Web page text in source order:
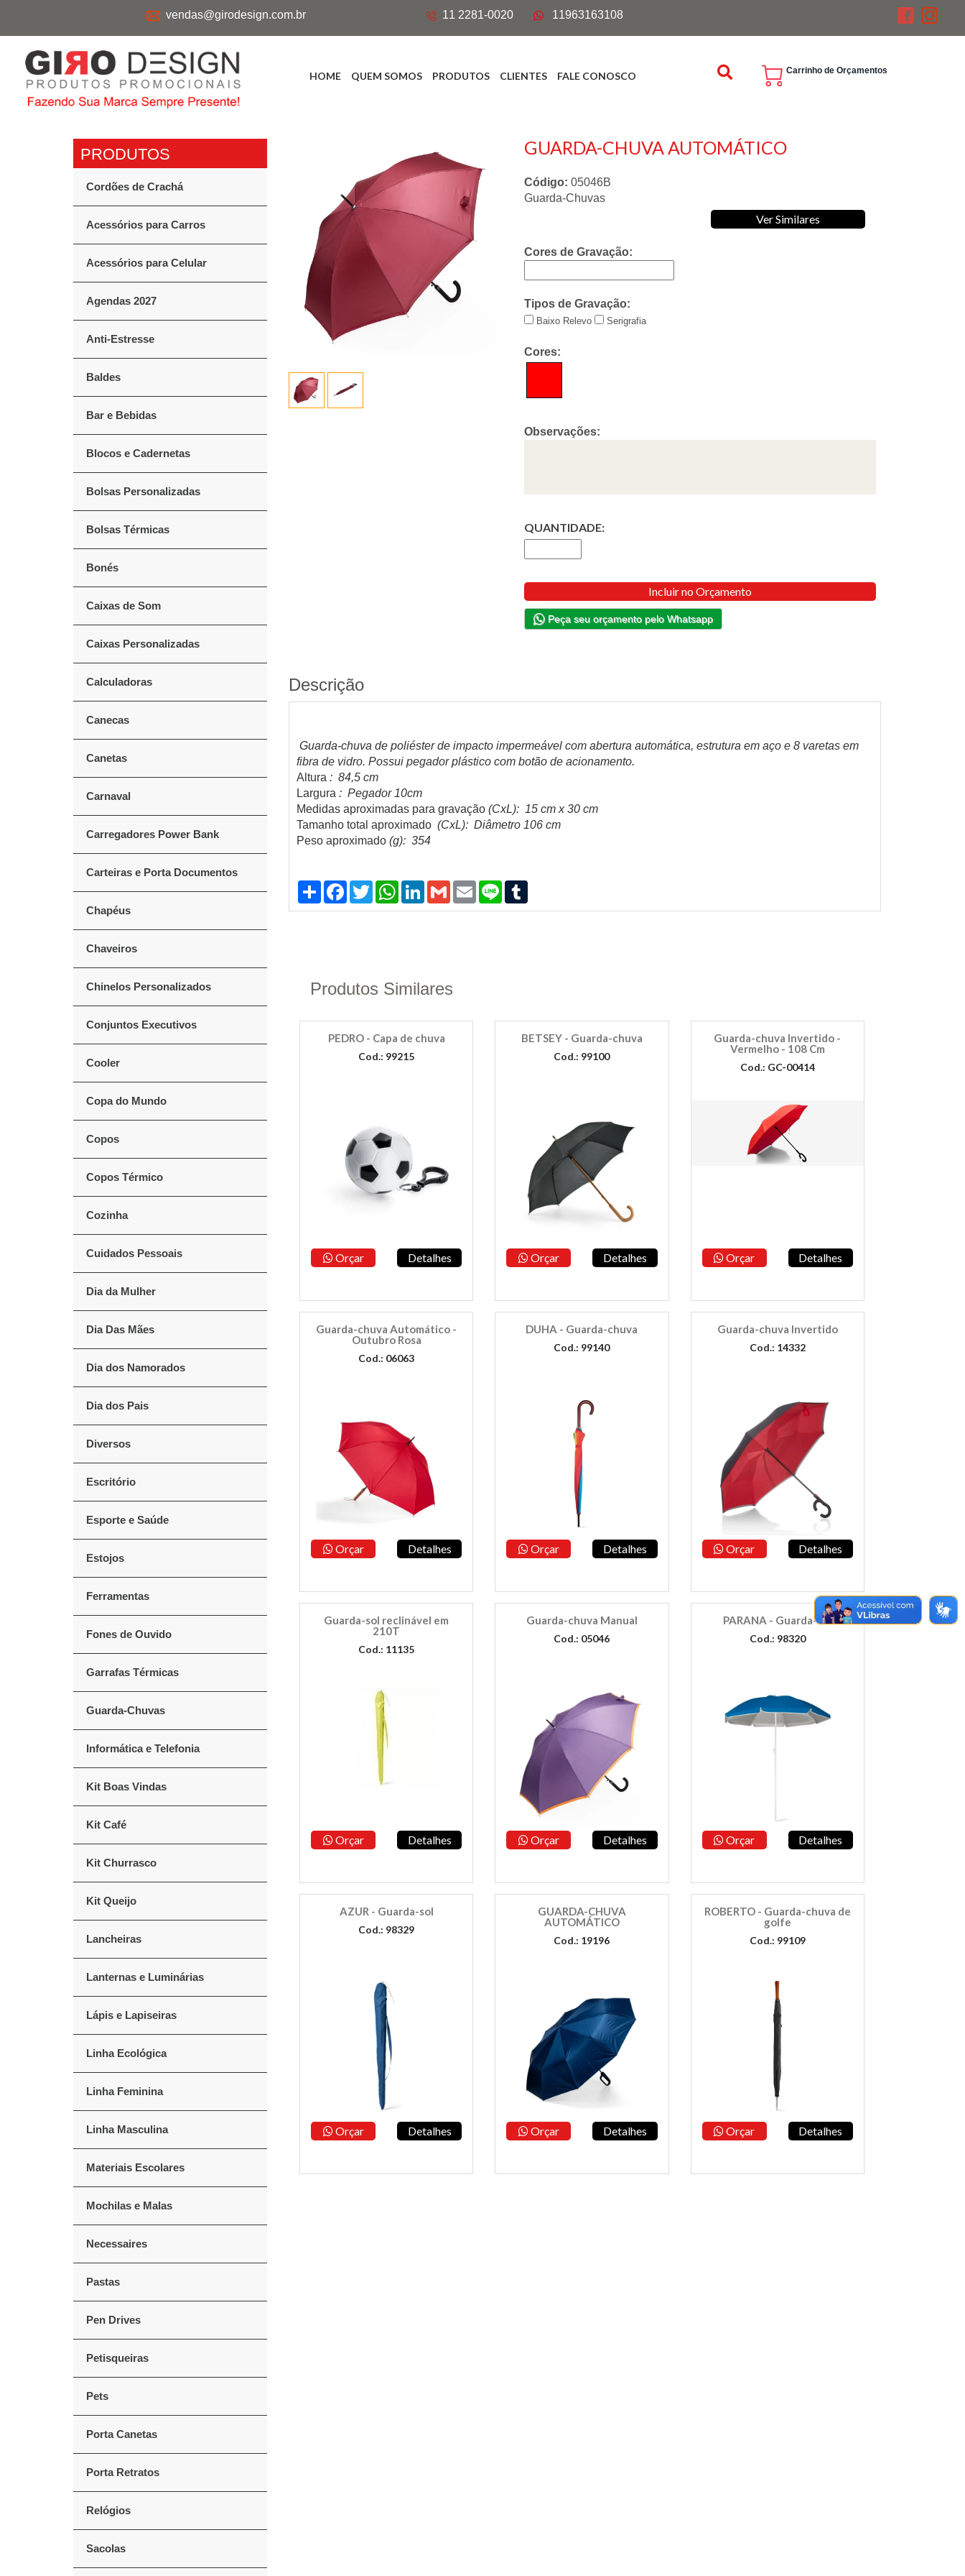
vendas@girodesign.com.br 11 2281-0020 11963163108
HOME QUEM SOMOS PRODUTOS CLIENTES FALE CONOSCO Carrinho de Orçamentos
Cordões de Crachá
Acessórios para Carros
Acessórios para Celular
Agendas 2027
Anti-Estresse
Baldes
Bar e Bebidas
Blocos e Cadernetas
Bolsas Personalizadas
Bolsas Térmicas
Bonés
Caixas de Som
Caixas Personalizadas
Calculadoras
Canecas
Canetas
Carnaval
Carregadores Power Bank
Carteiras e Porta Documentos
Chapéus
Chaveiros
Chinelos Personalizados
Conjuntos Executivos
Cooler
Copa do Mundo
Copos
Copos Térmico
Cozinha
Cuidados Pessoais
Dia da Mulher
Dia Das Mães
Dia dos Namorados
Dia dos Pais
Diversos
Escritório
Esporte e Saúde
Estojos
Ferramentas
Fones de Ouvido
Garrafas Térmicas
Guarda-Chuvas
Informática e Telefonia
Kit Boas Vindas
Kit Café
Kit Churrasco
Kit Queijo
Lancheiras
Lanternas e Luminárias
Lápis e Lapiseiras
Linha Ecológica
Linha Feminina
Linha Masculina
Materiais Escolares
Mochilas e Malas
Necessaires
Pastas
Pen Drives
Petisqueiras
Pets
Porta Canetas
Porta Retratos
Relógios
Sacolas
GUARDA-CHUVA AUTOMÁTICO
Código: 05046B
Guarda-Chuvas
Ver Similares
Cores de Gravação:
Tipos de Gravação:
Baixo Relevo Serigrafia
Cores:
Observações:
QUANTIDADE:
Incluir no Orçamento
Peça seu orçamento pelo Whatsapp
Descrição
Guarda-chuva de poliéster de impacto impermeável com abertura automática, estrutura em aço e 8 varetas em
fibra de vidro. Possui pegador plástico com botão de acionamento.
Altura : 84,5 cm
Largura : Pegador 10cm
Medidas aproximadas para gravação (CxL): 15 cm x 30 cm
Tamanho total aproximado (CxL): Diâmetro 106 cm
Peso aproximado (g): 354
Compartilhar
Facebook
TwitterWhatsApp
LinkedIn
GmailEmailLine
Produtos Similares
PEDRO - Capa de chuva
Cod.: 99215
Orçar Detalhes
BETSEY - Guarda-chuva
Cod.: 99100
Orçar Detalhes
Guarda-chuva Invertido -
Vermelho - 108 Cm
Cod.: GC-00414
Orçar Detalhes
Guarda-chuva Automático -
Outubro Rosa
Cod.: 06063
Orçar Detalhes
DUHA - Guarda-chuva
Cod.: 99140
Orçar Detalhes
Guarda-chuva Invertido
Cod.: 14332
Orçar Detalhes
Guarda-sol reclinável em
210T
Cod.: 11135
Orçar Detalhes
Guarda-chuva Manual
Cod.: 05046
Orçar Detalhes
PARANA - Guarda-sol
Cod.: 98320
Orçar Detalhes
AZUR - Guarda-sol
Cod.: 98329
Orçar Detalhes
GUARDA-CHUVA
AUTOMÁTICO
Cod.: 19196
Orçar Detalhes
ROBERTO - Guarda-chuva de
golfe
Cod.: 99109
Orçar Detalhes